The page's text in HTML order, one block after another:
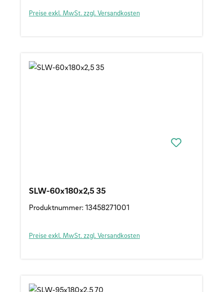
Preise exkl. MwSt. zzgl. Versandkosten
SLW-60x180x2,5 35
Produktnummer: 13458271001
Preise exkl. MwSt. zzgl. Versandkosten